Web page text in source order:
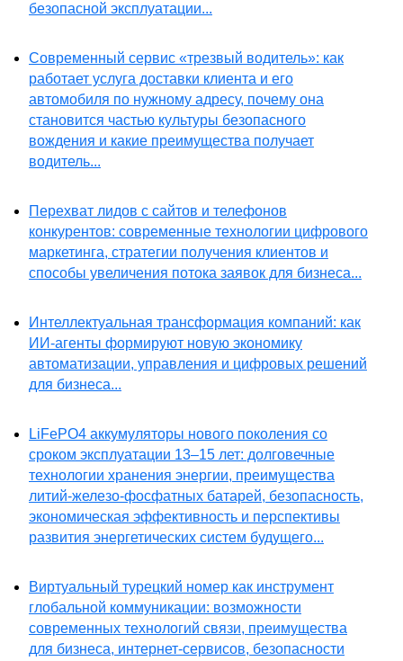
безопасной эксплуатации...
Современный сервис «трезвый водитель»: как
работает услуга доставки клиента и его
автомобиля по нужному адресу, почему она
становится частью культуры безопасного
вождения и какие преимущества получает
водитель...
Перехват лидов с сайтов и телефонов
конкурентов: современные технологии цифрового
маркетинга, стратегии получения клиентов и
способы увеличения потока заявок для бизнеса...
Интеллектуальная трансформация компаний: как
ИИ-агенты формируют новую экономику
автоматизации, управления и цифровых решений
для бизнеса...
LiFePO4 аккумуляторы нового поколения со
сроком эксплуатации 13–15 лет: долговечные
технологии хранения энергии, преимущества
литий-железо-фосфатных батарей, безопасность,
экономическая эффективность и перспективы
развития энергетических систем будущего...
Виртуальный турецкий номер как инструмент
глобальной коммуникации: возможности
современных технологий связи, преимущества
для бизнеса, интернет-сервисов, безопасности